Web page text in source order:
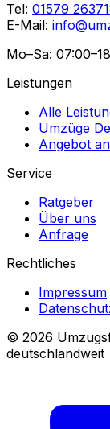
Tel: 01579
E-Mail:
Mo–Sa:
Leistungen
Alle
Umzüge
Angebot
Service
Ratgeber
Über uns
Anfrage
Rechtliches
Impressum
© 2026
deutschlandweit